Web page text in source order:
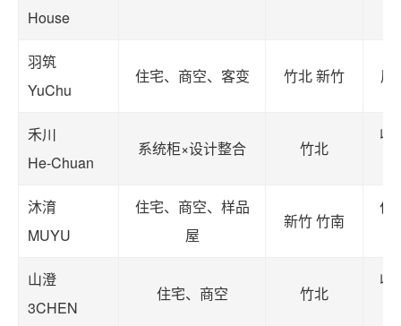
House
羽筑
YuChu
住宅、商空、客变 竹北 新竹 展
禾川
He-Chuan
系统柜×设计整合 竹北
收
沐淯
MUYU
住宅、商空、样品
屋
新竹 竹南
住
山澄
3CHEN
住宅、商空 竹北
收